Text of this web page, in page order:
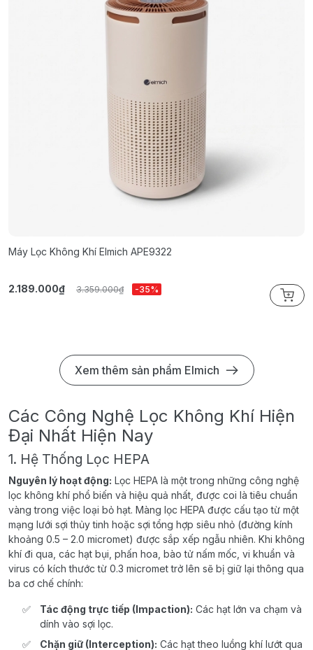
Máy Lọc Không Khí Elmich APE9322
2.189.000₫ 3.359.000₫ -35%
Xem thêm sản phẩm Elmich
Các Công Nghệ Lọc Không Khí Hiện
Đại Nhất Hiện Nay
1. Hệ Thống Lọc HEPA
Nguyên lý hoạt động: Lọc HEPA là một trong những công nghệ
lọc không khí phổ biến và hiệu quả nhất, được coi là tiêu chuẩn
vàng trong việc loại bỏ hạt. Màng lọc HEPA được cấu tạo từ một
mạng lưới sợi thủy tinh hoặc sợi tổng hợp siêu nhỏ (đường kính
khoảng 0.5 – 2.0 micromet) được sắp xếp ngẫu nhiên. Khi không
khí đi qua, các hạt bụi, phấn hoa, bào tử nấm mốc, vi khuẩn và
virus có kích thước từ 0.3 micromet trở lên sẽ bị giữ lại thông qua
ba cơ chế chính:
Tác động trực tiếp (Impaction): Các hạt lớn va chạm và
dính vào sợi lọc.
Chặn giữ (Interception): Các hạt theo luồng khí lướt qua